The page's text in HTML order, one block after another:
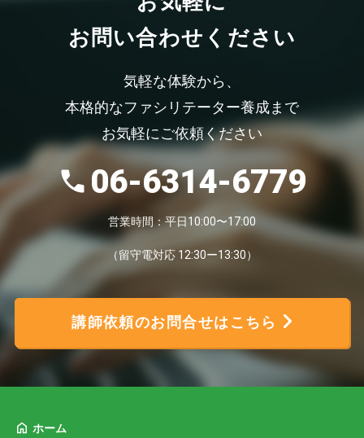
お問い合わせください
気軽な体験から、
本格的なファシリテーター養成まで
お気軽にご依頼ください
06-6314-6779
営業時間：平日10:00〜17:00
（留守電対応 12:30ー13:30）
講師依頼のお問合せはこちら
ホーム